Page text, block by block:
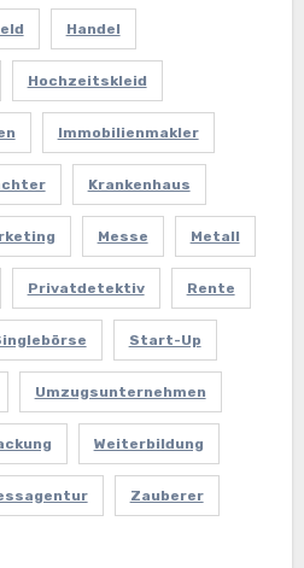
Handel
Hochzeitskleid
Immobilienmakler
Krankenhaus
Messe Metall
Privatdetektiv Rente
Start-Up
Umzugsunternehmen
Weiterbildung
Zauberer